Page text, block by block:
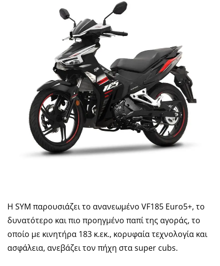
Η SYM παρουσιάζει το ανανεωμένο VF185 Euro5+, το
δυνατότερο και πιο προηγμένο παπί της αγοράς, το
οποίο με κινητήρα 183 κ.εκ., κορυφαία τεχνολογία και
ασφάλεια, ανεβάζει τον πήχη στα super cubs.